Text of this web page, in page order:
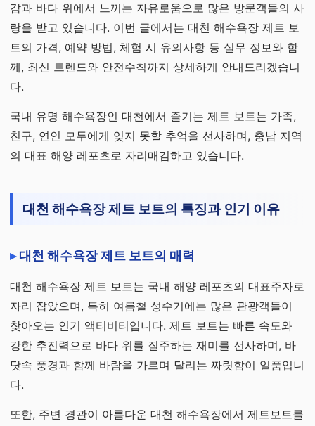
감과 바다 위에서 느끼는 자유로움으로 많은 방문객들의 사
랑을 받고 있습니다. 이번 글에서는 대천 해수욕장 제트 보
트의 가격, 예약 방법, 체험 시 유의사항 등 실무 정보와 함
께, 최신 트렌드와 안전수칙까지 상세하게 안내드리겠습니
다.
국내 유명 해수욕장인 대천에서 즐기는 제트 보트는 가족,
친구, 연인 모두에게 잊지 못할 추억을 선사하며, 충남 지역
의 대표 해양 레포츠로 자리매김하고 있습니다.
대천 해수욕장 제트 보트의 특징과 인기 이유
대천 해수욕장 제트 보트의 매력
대천 해수욕장 제트 보트는 국내 해양 레포츠의 대표주자로
자리 잡았으며, 특히 여름철 성수기에는 많은 관광객들이
찾아오는 인기 액티비티입니다. 제트 보트는 빠른 속도와
강한 추진력으로 바다 위를 질주하는 재미를 선사하며, 바
닷속 풍경과 함께 바람을 가르며 달리는 짜릿함이 일품입니
다.
또한, 주변 경관이 아름다운 대천 해수욕장에서 제트보트를